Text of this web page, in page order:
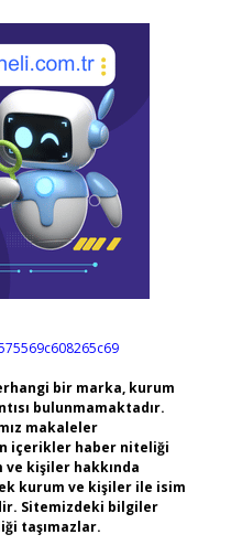
bir marka, kurum
bulunmamaktadır.
makaleler
içerikler haber niteliği
kişiler hakkında
kurum ve kişiler ile isim
Sitemizdeki bilgiler
taşımazlar.